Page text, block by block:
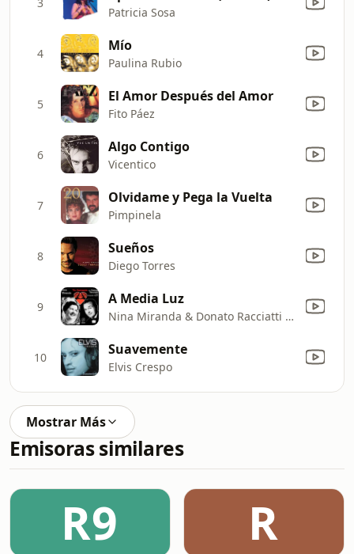
Patricia Sosa
4 Mío
Paulina Rubio
5 El Amor Después del Amor
Fito Páez
6 Algo Contigo
Vicentico
7 Olvidame y Pega la Vuelta
Pimpinela
8 Sueños
Diego Torres
9 A Media Luz
Nina Miranda & Donato Racciatti y Su Orquesta Típica
10 Suavemente
Elvis Crespo
Mostrar Más
Emisoras similares
R9 R